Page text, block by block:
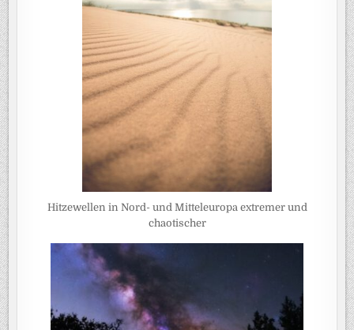
Hitzewellen in Nord- und Mitteleuropa extremer und
chaotischer